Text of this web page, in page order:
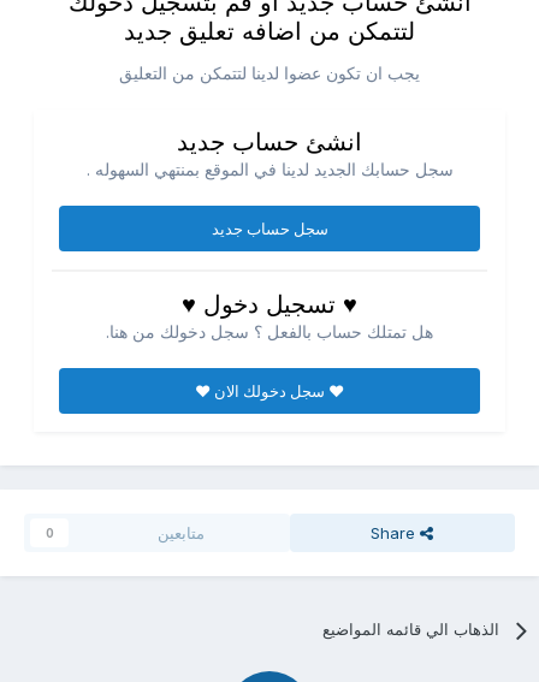
لتتمكن من اضافه تعليق جديد
يجب ان تكون عضوا لدينا لتتمكن من التعليق
انشئ حساب جديد
سجل حسابك الجديد لدينا في الموقع بمنتهي السهوله .
سجل حساب جديد
♥ تسجيل دخول ♥
هل تمتلك حساب بالفعل ؟ سجل دخولك من هنا.
♥ سجل دخولك الان ♥
Share متابعين 0
الذهاب الي قائمه المواضيع